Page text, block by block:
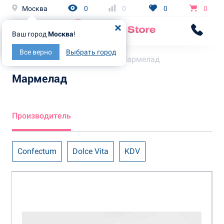
Москва
Ваш город Москва!
Все верно Выбрать город
0 0 0 0
Главная Каталог Мармелад
Мармелад
Производитель
Confectum Dolce Vita KDV